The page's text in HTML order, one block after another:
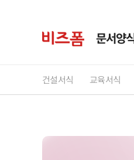
문서양
건설서식 교육서식